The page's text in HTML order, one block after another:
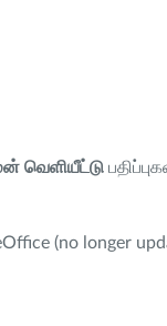
வெளியீட்டு
(no longer